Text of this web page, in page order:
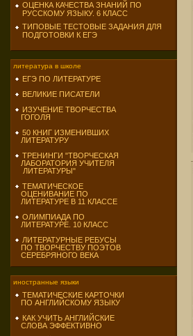
ОЦЕНКА КАЧЕСТВА ЗНАНИЙ ПО
РУССКОМУ ЯЗЫКУ. 6 КЛАСС
ТИПОВЫЕ ТЕСТОВЫЕ ЗАДАНИЯ ДЛЯ
ПОДГОТОВКИ К ЕГЭ
литература в школе
ЕГЭ ПО ЛИТЕРАТУРЕ
ВЕЛИКИЕ ПИСАТЕЛИ
ИЗУЧЕНИЕ ТВОРЧЕСТВА
ГОГОЛЯ
50 КНИГ ИЗМЕНИВШИХ
ЛИТЕРАТУРУ
ТРЕНИНГИ "ТВОРЧЕСКАЯ
ЛАБОРАТОРИЯ УЧИТЕЛЯ
ЛИТЕРАТУРЫ"
ТЕМАТИЧЕСКОЕ
ОЦЕНИВАНИЕ ПО
ЛИТЕРАТУРЕ В 11 КЛАССЕ
ОЛИМПИАДА ПО
ЛИТЕРАТУРЕ. 10 КЛАСС
ЛИТЕРАТУРНЫЕ РЕБУСЫ
ПО ТВОРЧЕСТВУ ПОЭТОВ
СЕРЕБРЯНОГО ВЕКА
иностранные языки
ТЕМАТИЧЕСКИЕ КАРТОЧКИ
ПО АНГЛИЙСКОМУ ЯЗЫКУ
КАК УЧИТЬ АНГЛИЙСКИЕ
СЛОВА ЭФФЕКТИВНО